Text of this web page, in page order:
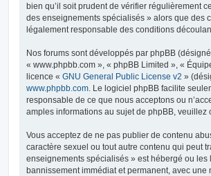
bien qu’il soit prudent de vérifier régulièrement
des enseignements spécialisés » alors que des
légalement responsable des conditions
Nos forums sont développés par phpBB
« www.phpbb.com », « phpBB Limited », «
licence « GNU General Public License v2 »
www.phpbb.com . Le logiciel phpBB facilite
responsable de ce que nous acceptons ou
amples informations au sujet de phpBB, veuillez
Vous acceptez de ne pas publier de contenu
caractère sexuel ou tout autre contenu qui peut
enseignements spécialisés » est hébergé ou
bannissement immédiat et permanent, avec une